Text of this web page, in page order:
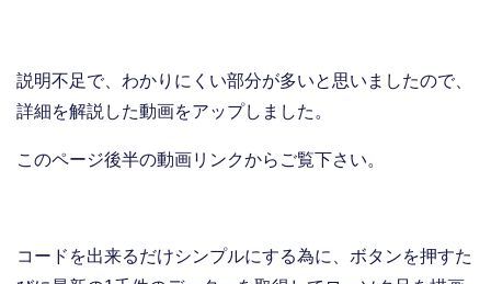
説明不足で、わかりにくい部分が多いと思いましたので、
詳細を解説した動画をアップしました。
このページ後半の動画リンクからご覧下さい。
コードを出来るだけシンプルにする為に、ボタンを押すた